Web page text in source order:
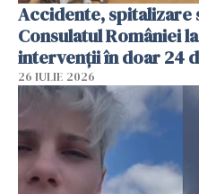
Accidente, spitalizare
Consulatul României
intervenții în doar 24
26 IULIE 2026